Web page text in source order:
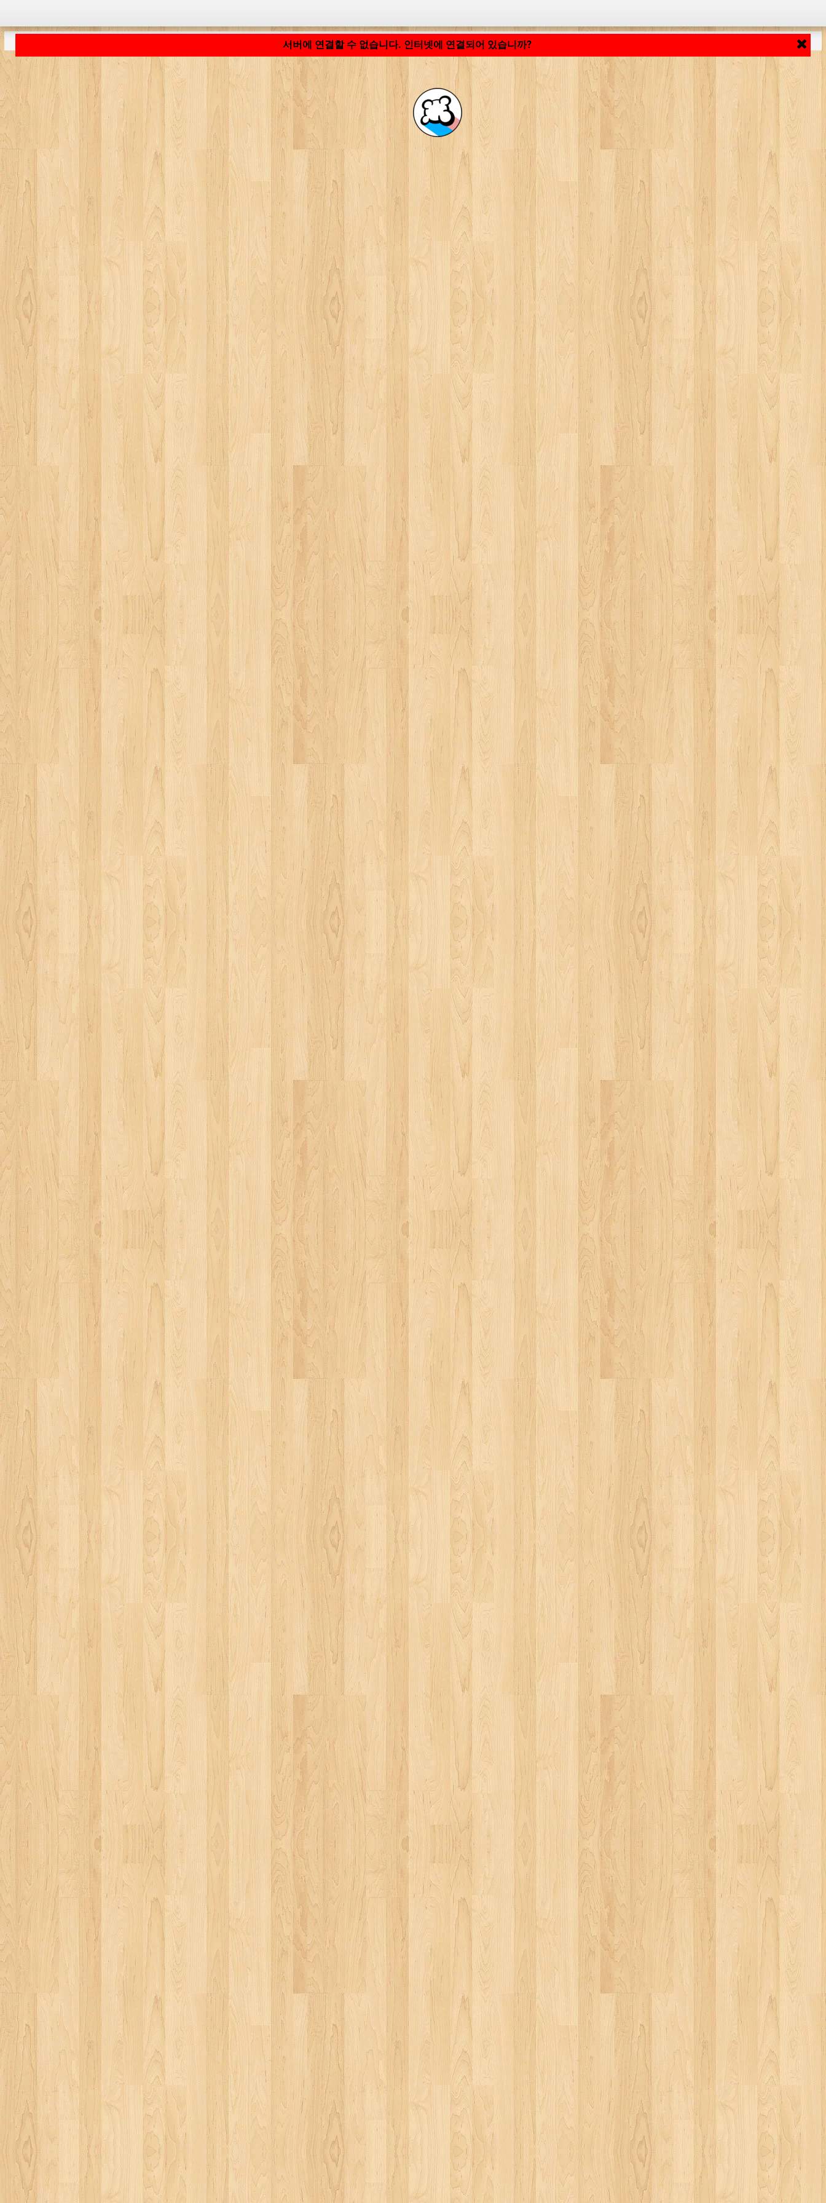
응용 프로그램 로딩 중... ...